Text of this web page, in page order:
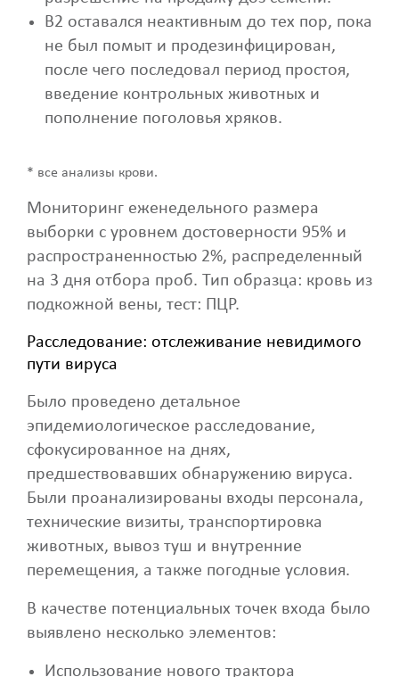
B2 оставался неактивным до тех пор, пока
не был помыт и продезинфицирован,
после чего последовал период простоя,
введение контрольных животных и
пополнение поголовья хряков.
* все анализы крови.
Мониторинг еженедельного размера
выборки с уровнем достоверности 95% и
распространенностью 2%, распределенный
на 3 дня отбора проб. Тип образца: кровь из
подкожной вены, тест: ПЦР.
Расследование: отслеживание невидимого
пути вируса
Было проведено детальное
эпидемиологическое расследование,
сфокусированное на днях,
предшествовавших обнаружению вируса.
Были проанализированы входы персонала,
технические визиты, транспортировка
животных, вывоз туш и внутренние
перемещения, а также погодные условия.
В качестве потенциальных точек входа было
выявлено несколько элементов:
Использование нового трактора